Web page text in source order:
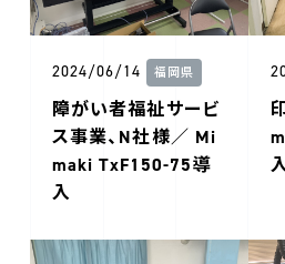
2024/06/14 福岡県
障がい者福祉サービ
ス事業、N社様／ Mi
maki TxF150-75導
入